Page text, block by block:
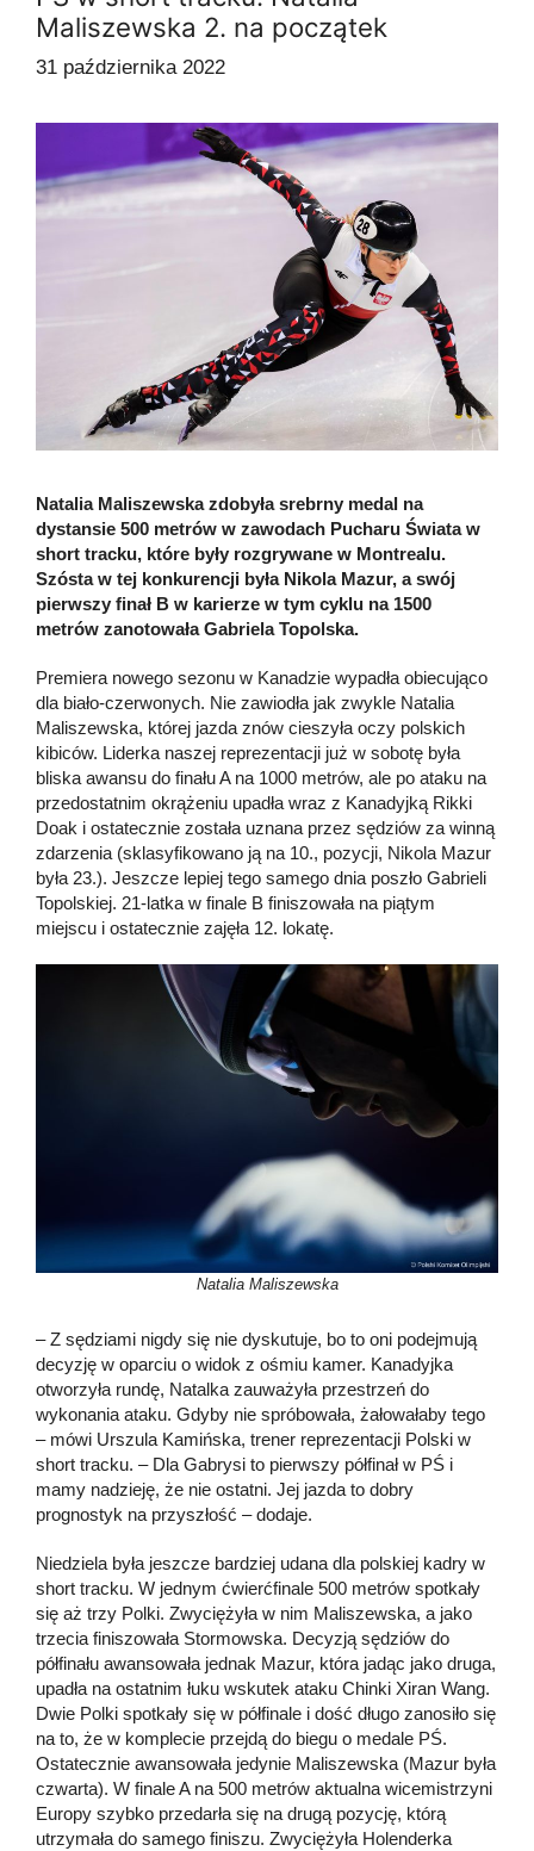
Maliszewska 2. na początek
31 października 2022
Natalia Maliszewska zdobyła srebrny medal na
dystansie 500 metrów w zawodach Pucharu Świata w
short tracku, które były rozgrywane w Montrealu.
Szósta w tej konkurencji była Nikola Mazur, a swój
pierwszy finał B w karierze w tym cyklu na 1500
metrów zanotowała Gabriela Topolska.
Premiera nowego sezonu w Kanadzie wypadła obiecująco
dla biało-czerwonych. Nie zawiodła jak zwykle Natalia
Maliszewska, której jazda znów cieszyła oczy polskich
kibiców. Liderka naszej reprezentacji już w sobotę była
bliska awansu do finału A na 1000 metrów, ale po ataku na
przedostatnim okrążeniu upadła wraz z Kanadyjką Rikki
Doak i ostatecznie została uznana przez sędziów za winną
zdarzenia (sklasyfikowano ją na 10., pozycji, Nikola Mazur
była 23.). Jeszcze lepiej tego samego dnia poszło Gabrieli
Topolskiej. 21-latka w finale B finiszowała na piątym
miejscu i ostatecznie zajęła 12. lokatę.
Natalia Maliszewska
– Z sędziami nigdy się nie dyskutuje, bo to oni podejmują
decyzję w oparciu o widok z ośmiu kamer. Kanadyjka
otworzyła rundę, Natalka zauważyła przestrzeń do
wykonania ataku. Gdyby nie spróbowała, żałowałaby tego
– mówi Urszula Kamińska, trener reprezentacji Polski w
short tracku. – Dla Gabrysi to pierwszy półfinał w PŚ i
mamy nadzieję, że nie ostatni. Jej jazda to dobry
prognostyk na przyszłość – dodaje.
Niedziela była jeszcze bardziej udana dla polskiej kadry w
short tracku. W jednym ćwierćfinale 500 metrów spotkały
się aż trzy Polki. Zwyciężyła w nim Maliszewska, a jako
trzecia finiszowała Stormowska. Decyzją sędziów do
półfinału awansowała jednak Mazur, która jadąc jako druga,
upadła na ostatnim łuku wskutek ataku Chinki Xiran Wang.
Dwie Polki spotkały się w półfinale i dość długo zanosiło się
na to, że w komplecie przejdą do biegu o medale PŚ.
Ostatecznie awansowała jedynie Maliszewska (Mazur była
czwarta). W finale A na 500 metrów aktualna wicemistrzyni
Europy szybko przedarła się na drugą pozycję, którą
utrzymała do samego finiszu. Zwyciężyła Holenderka